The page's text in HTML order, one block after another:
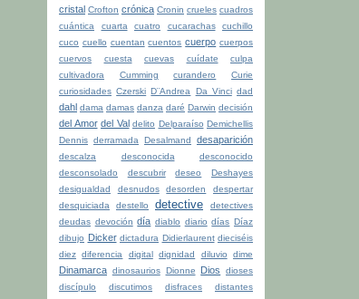
cristal Crofton crónica Cronin crueles cuadros
cuántica
cuarta cuatro cucarachas
cuchillo
cuco cuello cuentan cuentos cuerpo cuerpos
cuervos
cuesta cuevas cuídate
culpa
cultivadora
Cumming curandero
Curie
curiosidades Czerski D¨Andrea Da Vinci dad
dahl dama damas danza daré Darwin decisión
del Amor del Val delito Delparaíso Demichellis
Dennis derramada Desalmand desaparición
descalza desconocida
desconocido
desconsolado
descubrir deseo
Deshayes
desigualdad
desnudos desorden
despertar
desquiciada
destello detective
detectives
deudas devoción día diablo diario días Díaz
dibujo Dicker dictadura Didierlaurent dieciséis
diez diferencia digital dignidad diluvio dime
Dinamarca dinosaurios Dionne Dios
dioses
discípulo
discutimos disfraces
distantes